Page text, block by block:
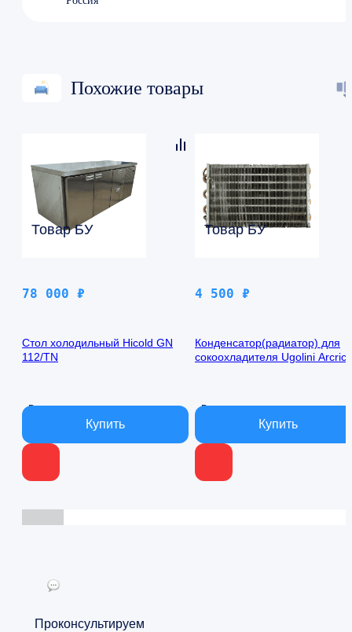
Похожие товары
Товар БУ
78 000 ₽
Стол холодильный Hicold GN
112/TN
В наличии
Товар БУ
4 500 ₽
Конденсатор(радиатор) для
сокоохладителя Ugolini Arcric
В наличии
Проконсультируем